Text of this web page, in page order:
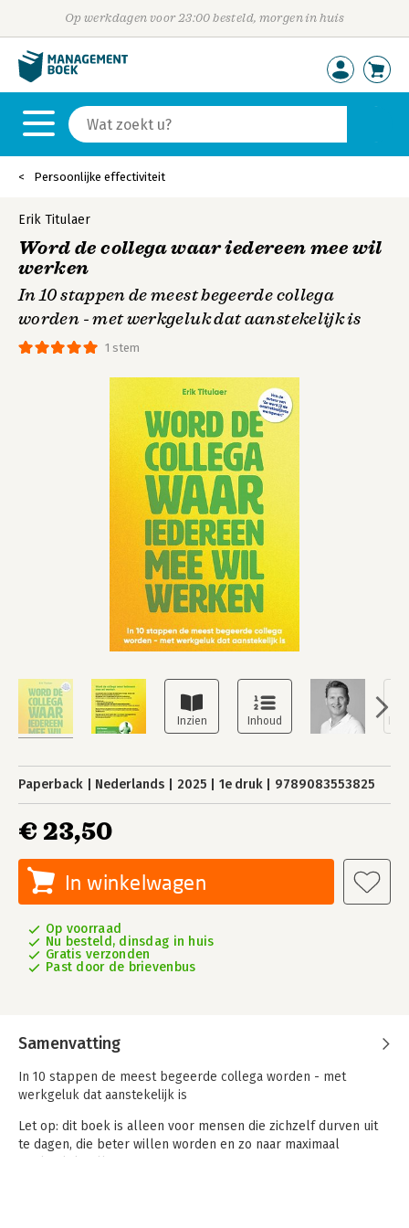
Op werkdagen voor 23:00 besteld, morgen in huis
Persoonlijke effectiviteit
1 stem
Erik Titulaer
Word de collega waar iedereen mee wil
werken
In 10 stappen de meest begeerde collega
worden - met werkgeluk dat aanstekelijk is
Paperback Nederlands 2025 1e druk 9789083553825
€ 23,50
In winkelwagen
Op voorraad
Nu besteld, dinsdag in huis
Gratis verzonden
Past door de brievenbus
Samenvatting
In 10 stappen de meest begeerde collega worden - met
werkgeluk dat aanstekelijk is
Let op: dit boek is alleen voor mensen die zichzelf durven uit
te dagen, die beter willen worden en zo naar maximaal